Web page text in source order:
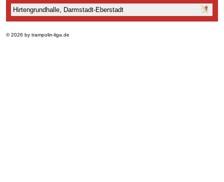
Hirtengrundhalle, Darmstadt-Eberstadt
© 2026 by trampolin-liga.de